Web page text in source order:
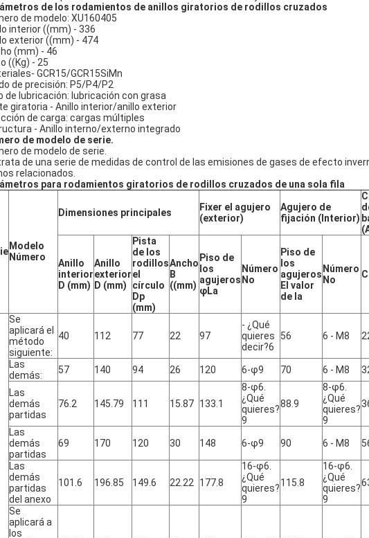
de los rodamientos de anillos giratorios de rodillos cruzados
de modelo: XU160405
interior ((mm) - 336
exterior ((mm) - 474
(mm) - 46
((Kg) - 25
GCR15/GCR15SiMn
de precisión: P5/P4/P2
de lubricación: lubricación con grasa
giratoria - Anillo interior/anillo exterior
de carga: cargas múltiples
- Anillo interno/externo integrado
de modelo de serie.
de modelo de serie.
de una serie de medidas de control de las emisiones de gases de efecto
relacionados.
para rodamientos giratorios de rodillos cruzados de una sola fila
Modelo
Número
Dimensiones principales
Fixer el agujero
(exterior)
Agujero de
fijación (Interior)
Anillo
interior
D (mm)
Anillo
exterior
D (mm)
Pista
de los
rodillos
el
círculo
Dp
(mm)
Ancho
B
((mm)
Piso de
los
agujeros
φLa
Número
No
Piso de
los
agujeros
El valor
de la
Número
No
Se
aplicará el
método
siguiente:
40 112 77 22 97
- ¿Qué
quieres
decir?6
56 6 - M8
Las
demás:
57 140 94 26 120 6-φ9 70 6 - M8
Las
demás
partidas
76.2 145.79 111 15.87 133.1
8-φ6.
¿Qué
quieres?
9
88.9
8-φ6.
¿Qué
quieres?
9
Las
demás
partidas
69 170 120 30 148 6-φ9 90 6 - M8
Las
demás
partidas
del anexo
101.6 196.85 149.6 22.22 177.8
16-φ6.
¿Qué
quieres?
9
115.8
16-φ6.
¿Qué
quieres?
9
Se
aplicará a
los